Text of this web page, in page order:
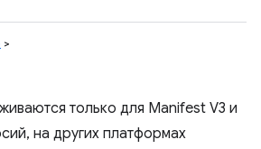
>
только для Manifest V3 и
на других платформах